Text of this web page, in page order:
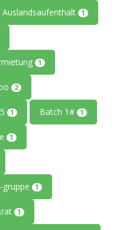
Auslandsaufenthalt 1
1
2
1 Batch 1# 1
1
gruppe 1
1